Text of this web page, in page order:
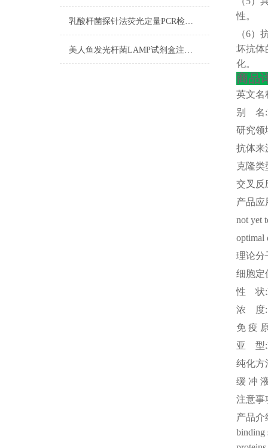
乳酸杆菌探针法荧光定量PCR检测试剂盒使用方法
美人鱼发光杆菌LAMP试剂盒注意事项
性。
（6）
坏抗体
化。
商品
英文名
别
名
研究领
抗体来
克隆类
交叉反
产品应
not yet
optimal
理论分
细胞定
性
状
浓
度
免 疫
亚
型
纯化方
缓 冲
注意事
产品介
binding